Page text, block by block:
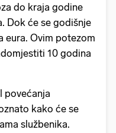
do kraja godine
Dok će se godišnje
eura. Ovim potezom
10 godina
povećanja
kako će se
službenika.